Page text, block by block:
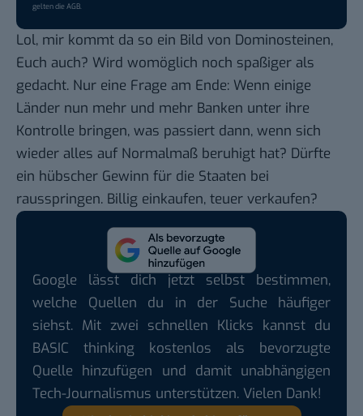
gelten dieAGB.
Lol, mir kommt da so ein Bild von Dominosteinen,
Euch auch? Wird womöglich noch spaßiger als
gedacht. Nur eine Frage am Ende: Wenn einige
Länder nun mehr und mehr Banken unter ihre
Kontrolle bringen, was passiert dann, wenn sich
wieder alles auf Normalmaß beruhigt hat? Dürfte
ein hübscher Gewinn für die Staaten bei
rausspringen. Billig einkaufen, teuer verkaufen?
Google lässt dich jetzt selbst bestimmen,
welche Quellen du in der Suche häufiger
siehst. Mit zwei schnellen Klicks kannst du
BASIC thinking kostenlos als bevorzugte
Quelle hinzufügen und damit unabhängigen
Tech-Journalismus unterstützen. Vielen Dank!